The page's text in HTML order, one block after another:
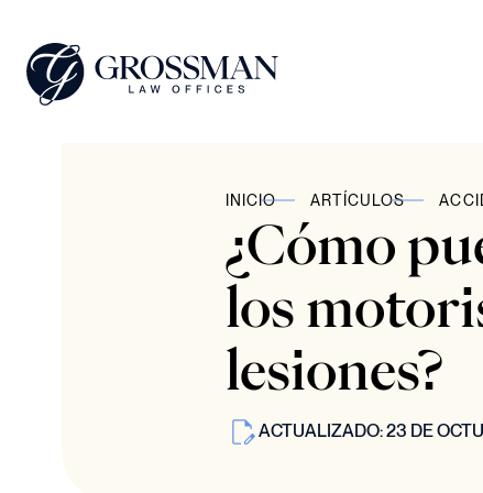
INICIO ARTÍCULOS
¿Cómo
los
lesiones?
ACTUALIZADO: 23 DE